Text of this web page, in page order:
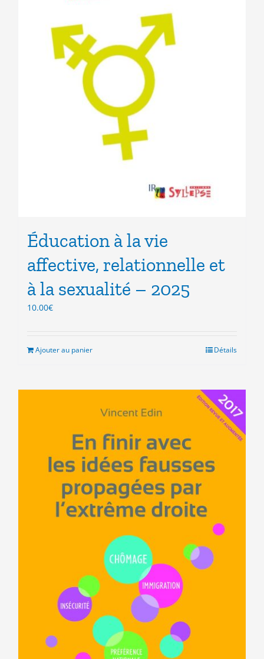
Éducation à la vie
affective, relationnelle et
à la sexualité – 2025
10.00€
Ajouter au panier Détails